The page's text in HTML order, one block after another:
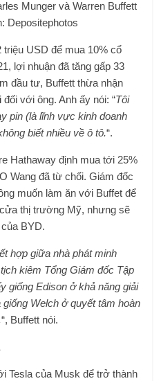
Munger và Warren Buffett
Depositephotos
triệu USD để mua 10% cổ
lợi nhuận đã tăng gấp 33
đầu tư, Buffett thừa nhận
với ông. Anh ấy nói: “Tôi
pin (là lĩnh vực kinh doanh
biết nhiều về ô tô.“.
Hathaway định mua tới 25%
Wang đã từ chối. Giám đốc
muốn làm ăn với Buffet để
thị trường Mỹ, nhưng sẽ
BYD.
hợp giữa nhà phát minh
kiêm Tổng Giám đốc Tập
giống Edison ở khả năng giải
Welch ở quyết tâm hoàn
“, Buffett nói.
Tesla của Musk để trở thành